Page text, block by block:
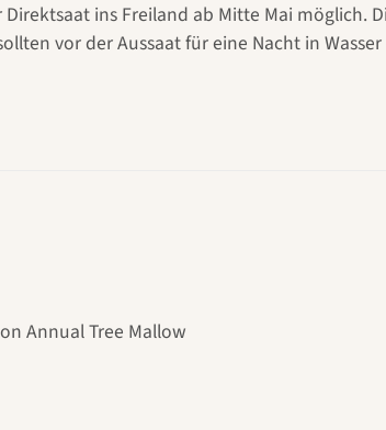
ins Freiland ab Mitte Mai möglich.
vor der Aussaat für eine Nacht in
Annual Tree Mallow